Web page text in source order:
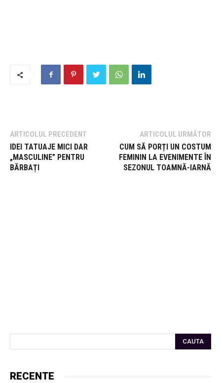
ARTICOLUL PRECEDENT
IDEI TATUAJE MICI DAR
„MASCULINE” PENTRU
BĂRBAȚI
ARTICOLUL URMĂTOR
CUM SĂ PORȚI UN COSTUM
FEMININ LA EVENIMENTE ÎN
SEZONUL TOAMNĂ-IARNĂ
CAUTA
RECENTE